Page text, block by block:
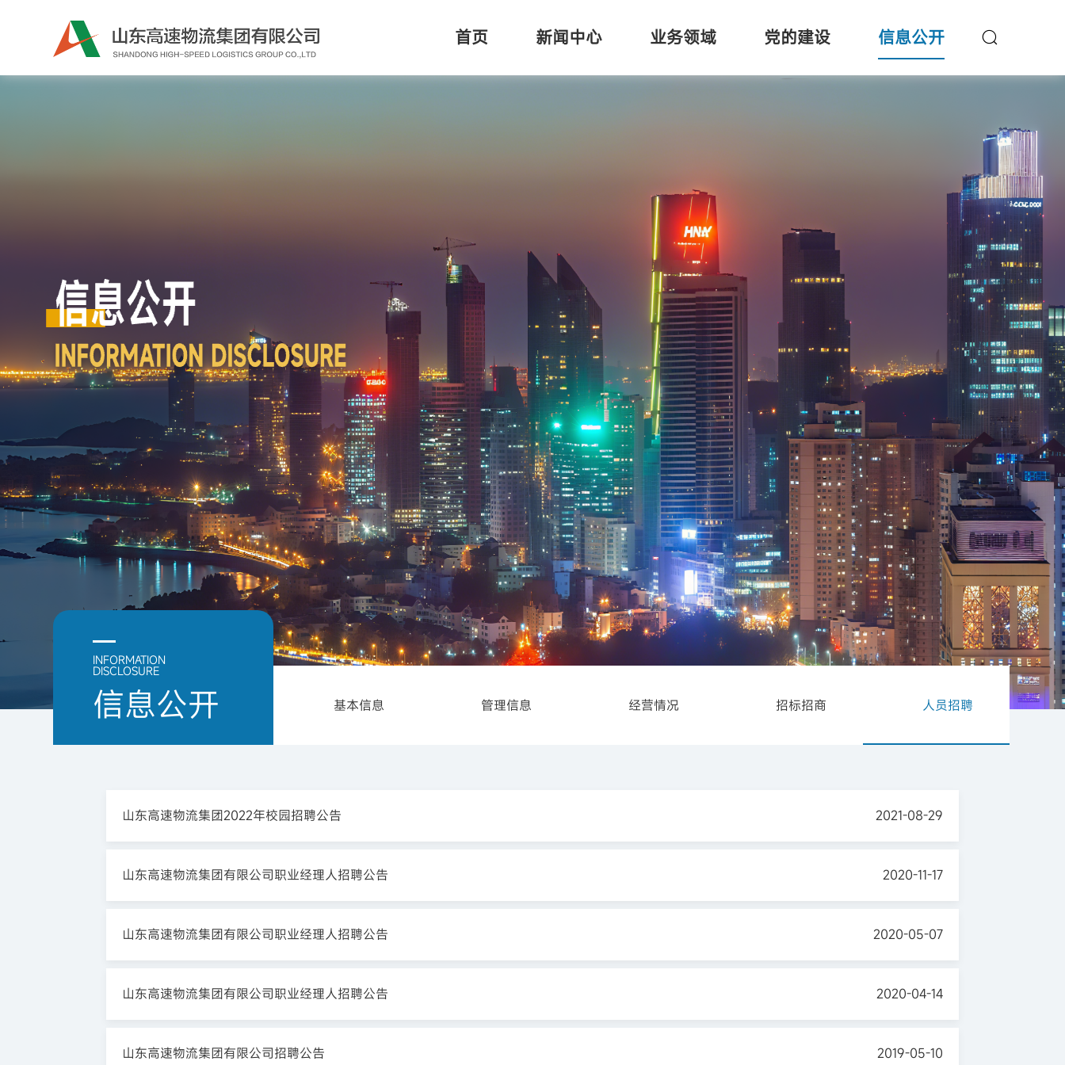
INFORMATION
DISCLOSURE
信息公开 基本信息 管理信息 经营情况 招标招商 人员招聘
山东高速物流集团2022年校园招聘公告 2021-08-29
山东高速物流集团有限公司职业经理人招聘公告 2020-11-17
山东高速物流集团有限公司职业经理人招聘公告 2020-05-07
山东高速物流集团有限公司职业经理人招聘公告 2020-04-14
山东高速物流集团有限公司招聘公告 2019-05-10